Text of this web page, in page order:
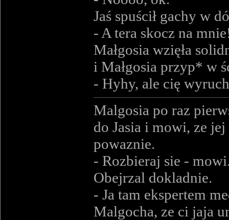
Jaś spuścił gachy w
- A tera skocz na
Małgosia wzięła
i Małgosia przyp* w
- Hyhy, ale cię
Malgosia po raz
do Jasia i mowi, ze
powaznie.
- Rozbieraj sie -
Obejrzal dokladnie.
- Ja tam ekspertem
Malgocha, ze ci jaja